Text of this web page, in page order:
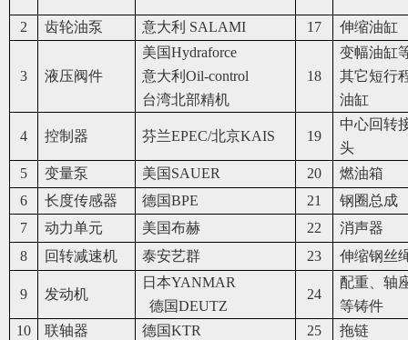
2 齿轮油泵 意大利 SALAMI 17 伸缩油缸
3 液压阀件
美国Hydraforce
意大利Oil-control
台湾北部精机
18
变幅油缸
其它短行
油缸
4 控制器 芬兰EPEC/北京KAIS 19
中心回转
头
5
变量泵 美国SAUER 20
燃油箱
6
长度传感器 德国BPE 21
钢圈总成
7
动力单元 美国布赫 22
消声器
8
回转减速机 泰安艺群 23 伸缩钢丝
9 发动机
日本YANMAR
德国DEUTZ
24
配重、轴
等铸件
10
联轴器 德国KTR 25 拖链